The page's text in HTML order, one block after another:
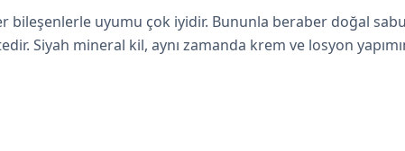
bileşenlerle uyumu çok iyidir. Bununla beraber doğal
Siyah mineral kil, aynı zamanda krem ve losyon